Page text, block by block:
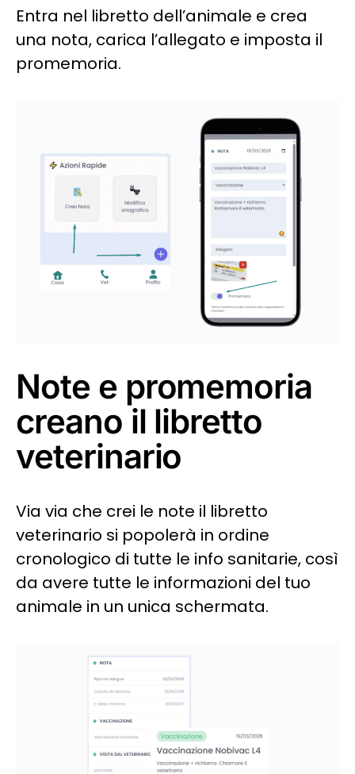
Entra nel libretto dell’animale e crea
una nota, carica l’allegato e imposta il
promemoria.
Note e promemoria
creano il libretto
veterinario
Via via che crei le note il libretto
veterinario si popolerà in ordine
cronologico di tutte le info sanitarie, così
da avere tutte le informazioni del tuo
animale in un unica schermata.